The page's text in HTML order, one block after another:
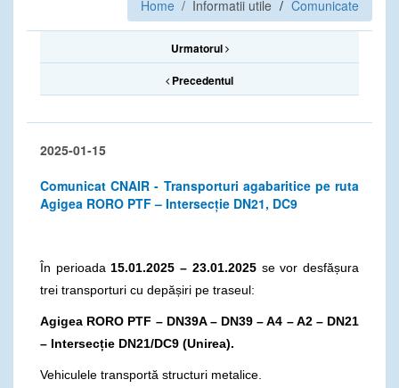
Home / Informatii utile Comunicate
Urmatorul
Precedentul
2025-01-15
Comunicat CNAIR - Transporturi agabaritice pe ruta
Agigea RORO PTF – Intersecție DN21, DC9
În perioada 15.01.2025 – 23.01.2025se vor desfășura
trei transporturi cu depășiri pe traseul:
Agigea RORO PTF – DN39A – DN39 – A4 – A2 – DN21
– Intersecție DN21/DC9 (Unirea).
Vehiculele transportă structuri metalice.